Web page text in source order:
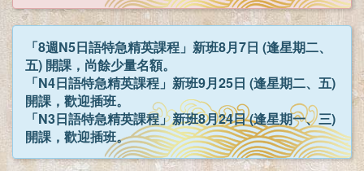
「8週N5日語特急精英課程」新班8月7日 (逢星期二、
五) 開課，尚餘少量名額。
「N4日語特急精英課程」新班9月25日 (逢星期二、五)
開課，歡迎插班。
「N3日語特急精英課程」新班8月24日 (逢星期一、三)
開課，歡迎插班。